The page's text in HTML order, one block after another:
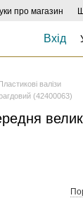
про магазин
Вхід
валізи
(42400063)